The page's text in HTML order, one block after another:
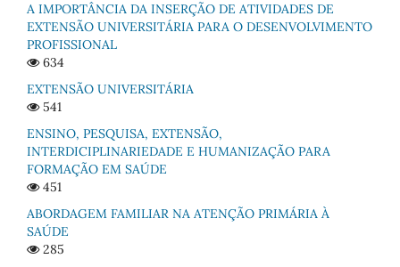
A IMPORTÂNCIA DA INSERÇÃO DE ATIVIDADES DE
EXTENSÃO UNIVERSITÁRIA PARA O DESENVOLVIMENTO
PROFISSIONAL
634
EXTENSÃO UNIVERSITÁRIA
541
ENSINO, PESQUISA, EXTENSÃO,
INTERDICIPLINARIEDADE E HUMANIZAÇÃO PARA
FORMAÇÃO EM SAÚDE
451
ABORDAGEM FAMILIAR NA ATENÇÃO PRIMÁRIA À
SAÚDE
285